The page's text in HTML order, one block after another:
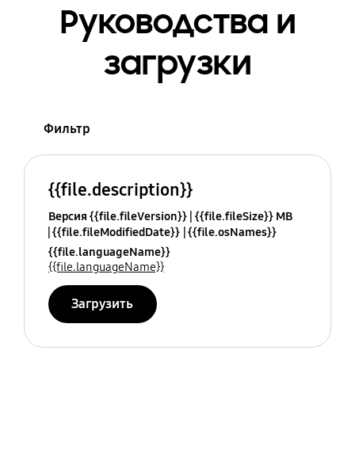
Руководства и
загрузки
Фильтр
{{file.description}}
Версия {{file.fileVersion}} {{file.fileSize}} MB
{{file.fileModifiedDate}} {{file.osNames}}
{{file.languageName}}
{{file.languageName}}
Загрузить